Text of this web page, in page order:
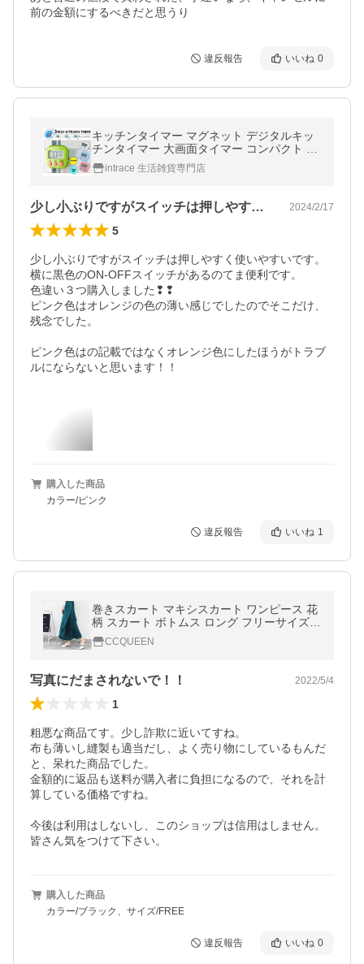
前の金額にするべきだと思うり
違反報告 いいね 0
キッチンタイマー マグネット デジタルキッ
チンタイマー 大画面タイマー コンパクト 多
機能 操作簡単 キッチン用 料理用 ポイント消
化 intrace 生活雑貨専門店
少し小ぶりですがスイッチは押しやすく使… 2024/2/17
5
少し小ぶりですがスイッチは押しやすく使いやすいです。
横に黒色のON-OFFスイッチがあるのてま便利です。
色違い３つ購入しました❢❢
ピンク色はオレンジの色の薄い感じでしたのでそこだけ、
残念でした。
ピンク色はの記載ではなくオレンジ色にしたほうがトラブ
ルにならないと思います！！
購入した商品
カラー/ピンク
違反報告 いいね 1
巻きスカート マキシスカート ワンピース 花
柄 スカート ボトムス ロング フリーサイズ
CCQUEEN
写真にだまされないで！！ 2022/5/4
1
粗悪な商品てす。少し詐欺に近いてすね。
布も薄いし縫製も適当だし、よく売り物にしているもんだ
と、呆れた商品でした。
金額的に返品も送料が購入者に負担になるので、それを計
算している価格ですね。
今後は利用はしないし、このショップは信用はしません。
購入した商品
カラー/ブラック、サイズ/FREE
違反報告 いいね 0